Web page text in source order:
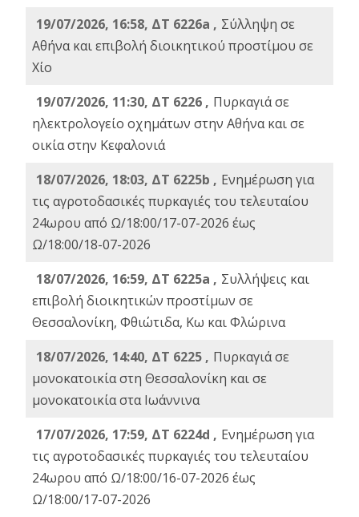
19/07/2026, 16:58, ΔΤ 6226a , Σύλληψη σε
Αθήνα και επιβολή διοικητικού προστίμου σε
Χίο
19/07/2026, 11:30, ΔΤ 6226 , Πυρκαγιά σε
ηλεκτρολογείο οχημάτων στην Αθήνα και σε
οικία στην Κεφαλονιά
18/07/2026, 18:03, ΔΤ 6225b , Ενημέρωση για
τις αγροτοδασικές πυρκαγιές του τελευταίου
24ωρου από Ω/18:00/17-07-2026 έως
Ω/18:00/18-07-2026
18/07/2026, 16:59, ΔT 6225a , Συλλήψεις και
επιβολή διοικητικών προστίμων σε
Θεσσαλονίκη, Φθιώτιδα, Κω και Φλώρινα
18/07/2026, 14:40, ΔΤ 6225 , Πυρκαγιά σε
μονοκατοικία στη Θεσσαλονίκη και σε
μονοκατοικία στα Ιωάννινα
17/07/2026, 17:59, ΔΤ 6224d , Ενημέρωση για
τις αγροτοδασικές πυρκαγιές του τελευταίου
24ωρου από Ω/18:00/16-07-2026 έως
Ω/18:00/17-07-2026